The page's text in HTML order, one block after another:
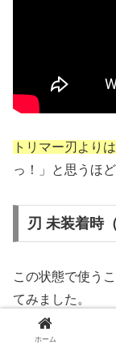
トリマー刃より
っ！」と思うほ
刃 未装着時
この状態で使う
てみました。
ホーム